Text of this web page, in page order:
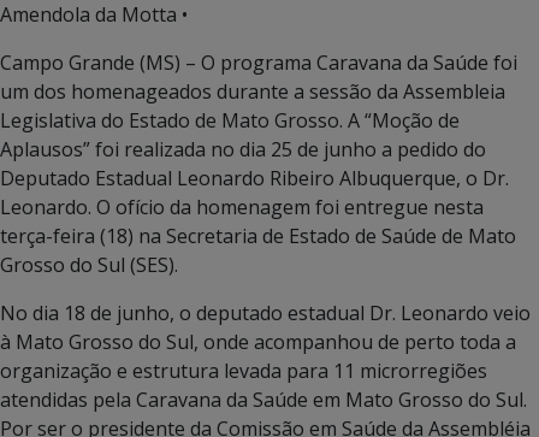
Amendola da Motta •
Campo Grande (MS) – O programa Caravana da Saúde foi
um dos homenageados durante a sessão da Assembleia
Legislativa do Estado de Mato Grosso. A “Moção de
Aplausos” foi realizada no dia 25 de junho a pedido do
Deputado Estadual Leonardo Ribeiro Albuquerque, o Dr.
Leonardo. O ofício da homenagem foi entregue nesta
terça-feira (18) na Secretaria de Estado de Saúde de Mato
Grosso do Sul (SES).
No dia 18 de junho, o deputado estadual Dr. Leonardo veio
à Mato Grosso do Sul, onde acompanhou de perto toda a
organização e estrutura levada para 11 microrregiões
atendidas pela Caravana da Saúde em Mato Grosso do Sul.
Por ser o presidente da Comissão em Saúde da Assembléia